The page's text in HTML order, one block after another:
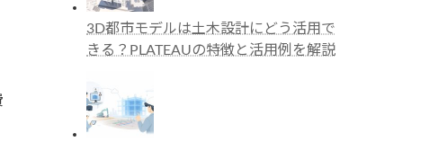
3D都市モデルは土木設計にどう活用で
きる？PLATEAUの特徴と活用例を解説